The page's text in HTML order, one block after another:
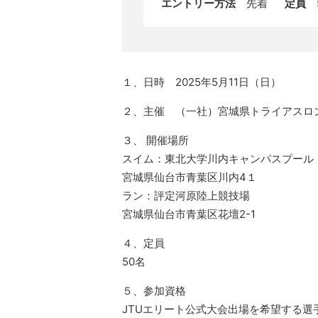
エントリー方法先着 定員
１、日時 2025年5月11日（日）
２、主催 （一社）宮城県トライアスロ
３、 開催場所
スイム：東北大学川内キャンパスプール
宮城県仙台市青葉区川内4１
ラン：評定河原陸上競技場
宮城県仙台市青葉区花壇2-1
４、定員
50名
５、参加資格
JTUエリート公式大会出場を希望する選